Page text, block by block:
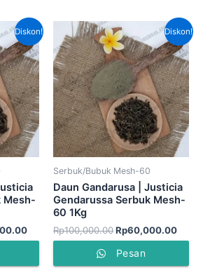
Diskon!
Mesh-
Harga
saat
ini
adalah:
Rp80,000.00.
Diskon!
Serbuk/Bubuk Mesh-60
Daun Gandarusa | Justicia
Gendarussa Serbuk Mesh-
60 1Kg
Rp100,000.00
Harga
aslinya
adalah:
Rp100,000.00.
Rp60,000.00
Harga
saat
ini
Pesan